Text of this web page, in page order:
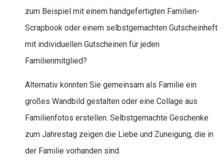
zum Beispiel mit einem handgefertigten Familien-
Scrapbook oder einem selbstgemachten Gutscheinheft
mit individuellen Gutscheinen für jeden
Familienmitglied?
Alternativ könnten Sie gemeinsam als Familie ein
großes Wandbild gestalten oder eine Collage aus
Familienfotos erstellen. Selbstgemachte Geschenke
zum Jahrestag zeigen die Liebe und Zuneigung, die in
der Familie vorhanden sind.